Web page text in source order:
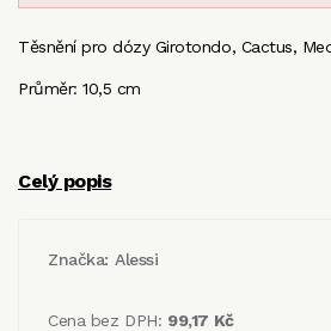
Těsnění pro dózy Girotondo, Cactus,
Průměr: 10,5 cm
Celý popis
Značka: Alessi
Cena bez DPH: 99,17 Kč